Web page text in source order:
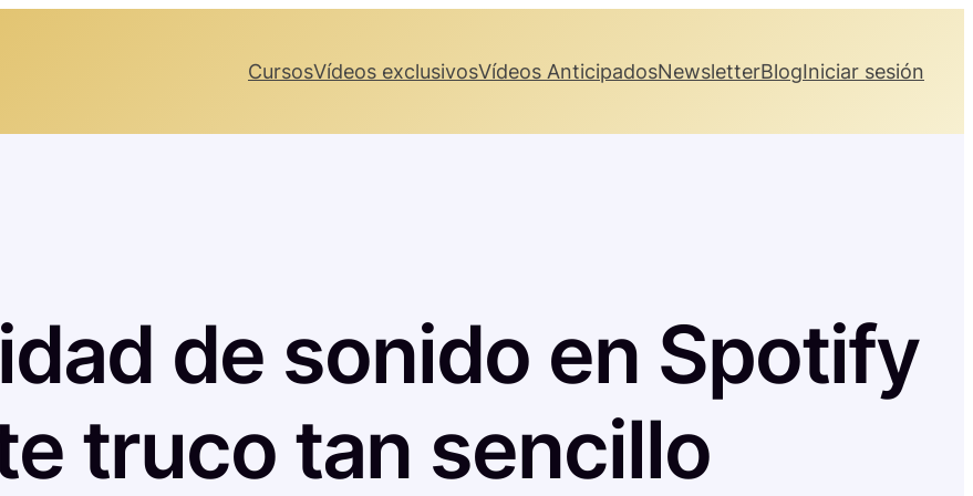
CursosVídeos exclusivosVídeos AnticipadosNewsletterBlogIniciar sesión
de sonido en Spotify
truco tan sencillo